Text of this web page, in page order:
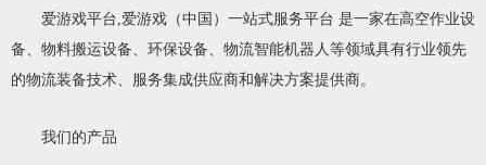
爱游戏平台,爱游戏（中国）一站式服务平台 是一家在高空作业设
备、物料搬运设备、环保设备、物流智能机器人等领域具有行业领先
的物流装备技术、服务集成供应商和解决方案提供商。
我们的产品